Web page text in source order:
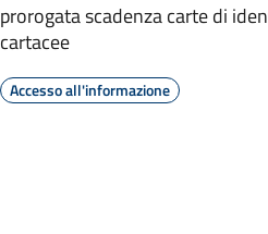
prorogata scadenza carte di
cartacee
Accesso all'informazione